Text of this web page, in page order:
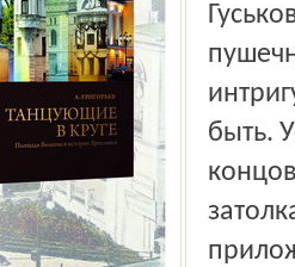
быть.